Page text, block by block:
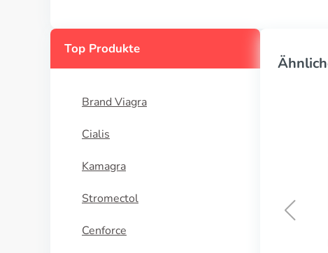
Top Produkte
Brand Viagra
Cialis
Kamagra
Stromectol
Cenforce